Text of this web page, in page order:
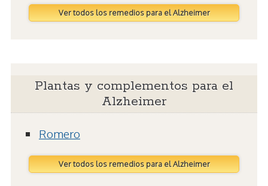
Ver todos los remedios para el Alzheimer
Plantas y complementos para el
Alzheimer
Romero
Ver todos los remedios para el Alzheimer